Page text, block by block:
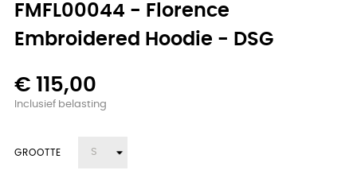
FMFL00044 - Florence
Embroidered Hoodie - DSG
€ 115,00
Inclusief belasting
GROOTTE